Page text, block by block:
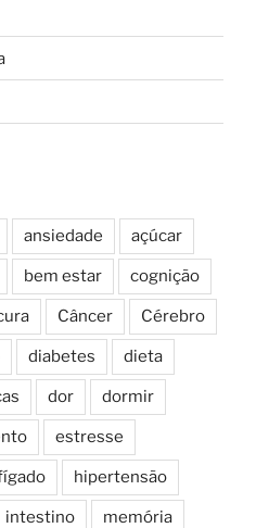
ansiedade açúcar
bem estar cognição
Câncer Cérebro
diabetes dieta
dor dormir
estresse
hipertensão
intestino memória